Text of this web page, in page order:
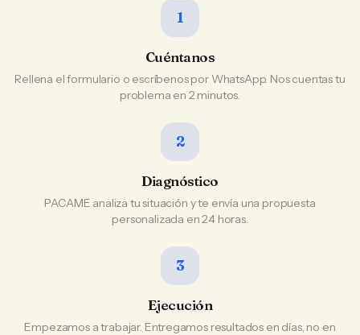
1
Cuéntanos
Rellena el formulario o escríbenos por WhatsApp. Nos cuentas tu
problema en 2 minutos.
2
Diagnóstico
PACAME analiza tu situación y te envía una propuesta
personalizada en 24 horas.
3
Ejecución
Empezamos a trabajar. Entregamos resultados en días, no en